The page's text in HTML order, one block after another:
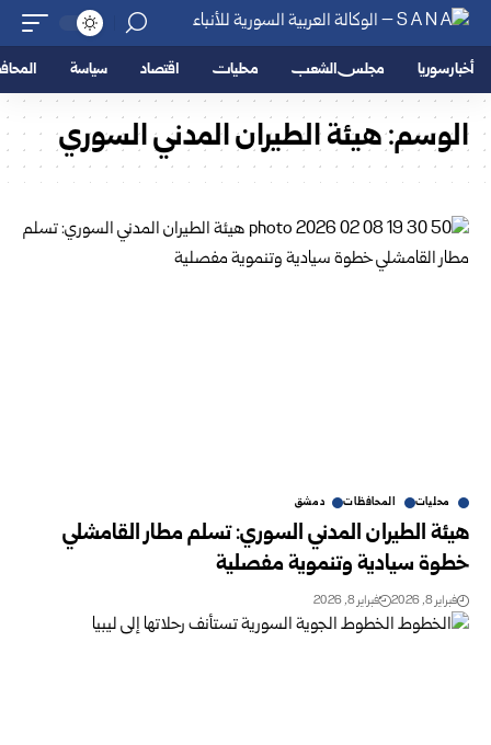
أخبار سوريا مجلس الشعب محليات اقتصاد سياسة
الوسم:هيئة الطيران المدني السوري
محليات المحافظات دمشق
هيئة الطيران المدني السوري: تسلم مطار القامشلي
خطوة سيادية وتنموية مفصلية
فبراير 8, 2026 فبراير 8, 2026